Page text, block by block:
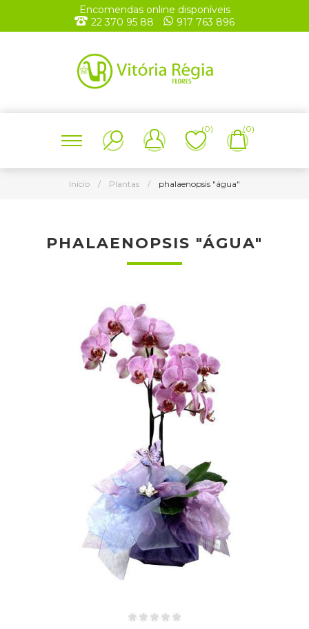
Encomendas online disponíveis
22 370 95 88
917 763 896
(0) (0)
Início / Plantas / phalaenopsis "água"
PHALAENOPSIS "ÁGUA"